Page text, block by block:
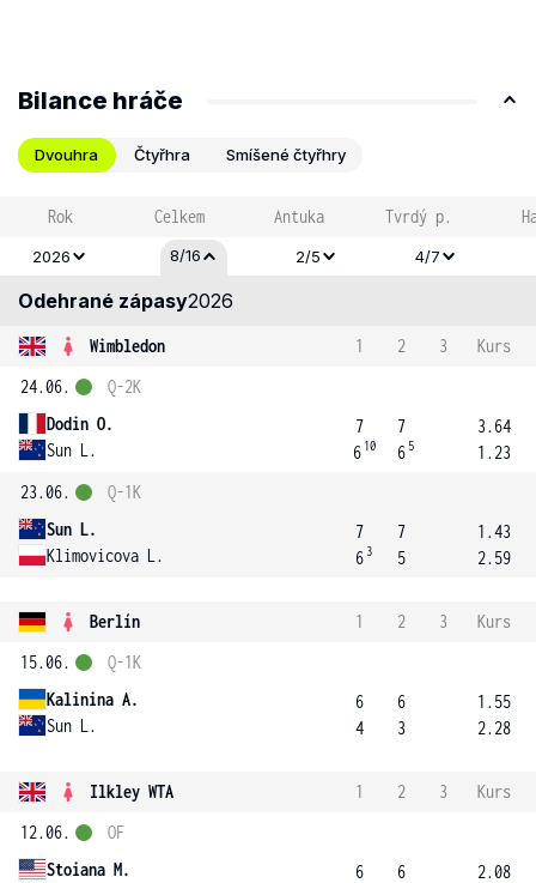
Bilance hráče
Dvouhra Čtyřhra Smíšené čtyřhry
Rok Celkem Antuka Tvrdý p.
2026 8/16 2/5 4/7
Odehrané zápasy2026
Wimbledon 1 2 3
Kurs
24.06.
Dodin O.
Sun L.
Q-2K
7
6 10
7
6 5
3.64
1.23
23.06.
Sun L.
Klimovicova L.
Q-1K
7
6 3
7
5
1.43
2.59
Berlín 1 2 3
Kurs
15.06.
Kalinina A.
Sun L.
Q-1K
6
4
6
3
1.55
2.28
Ilkley WTA 1 2 3
Kurs
12.06.
Stoiana M.
OF
6
6
2.08